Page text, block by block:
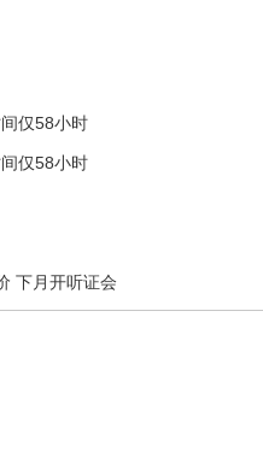
仅58小时
仅58小时
下月开听证会